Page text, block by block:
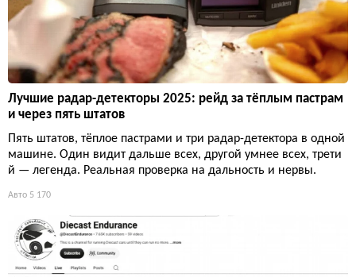
Лучшие радар-детекторы 2025: рейд за тёплым пастрам
и через пять штатов
Пять штатов, тёплое пастрами и три радар-детектора в одной
машине. Один видит дальше всех, другой умнее всех, трети
й — легенда. Реальная проверка на дальность и нервы.
Авто 5 170